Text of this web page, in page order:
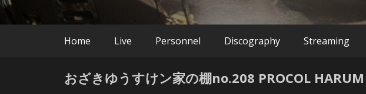
Home Live Personnel Discography Streaming
おざきゆうすけン家の棚no.208 PROCOL HARUM